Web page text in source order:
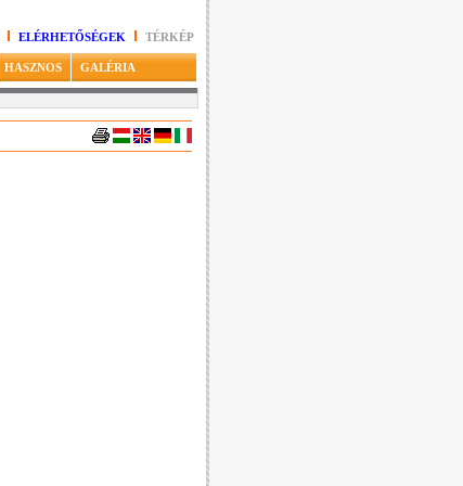
ELÉRHETŐSÉGEK TÉRKÉP
HASZNOS GALÉRIA